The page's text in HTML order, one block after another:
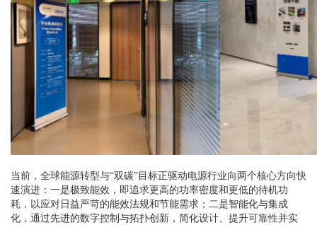
当前，全球能源转型与“双碳”目标正驱动电源行业向两个核心方向快
速演进：一是极致能效，即追求更高的功率密度和更低的待机功
耗，以应对日益严苛的能效法规和节能需求；二是智能化与集成
化，通过先进的数字控制与拓扑创新，简化设计、提升可靠性并实